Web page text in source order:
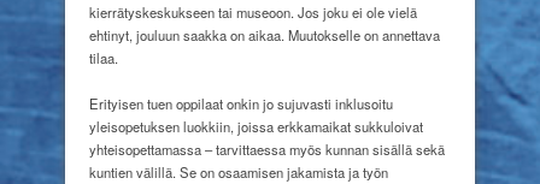
kierrätyskeskukseen tai museoon. Jos joku ei ole vielä
ehtinyt, jouluun saakka on aikaa. Muutokselle on annettava
tilaa.
Erityisen tuen oppilaat onkin jo sujuvasti inklusoitu
yleisopetuksen luokkiin, joissa erkkamaikat sukkuloivat
yhteisopettamassa – tarvittaessa myös kunnan sisällä sekä
kuntien välillä. Se on osaamisen jakamista ja työn